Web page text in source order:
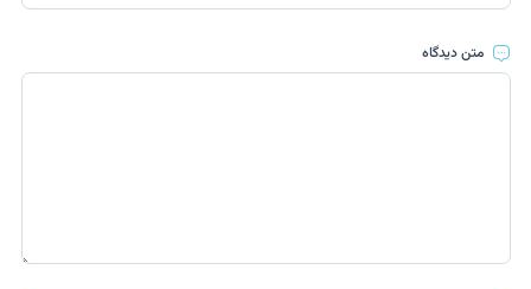
متن دیدگاه